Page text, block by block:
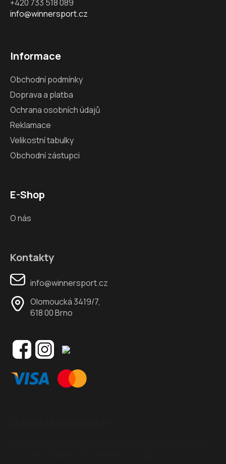
+420 733 518 089
info@winnersport.cz
Informace
Obchodní podmínky
Doprava a platba
Ochrana osobních údajů
Reklamace
Velikostní tabulky
Obchodní zástupci
E-Shop
O nás
Kontakty
info@winnersport.cz
Olomoucká 3419/7,
618 00 Brno